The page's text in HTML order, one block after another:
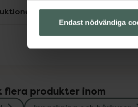
Endast nödvändiga
flera produkter inom